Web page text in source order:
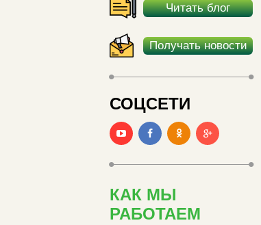
Читать блог
Получать новости
СОЦСЕТИ
КАК МЫ
РАБОТАЕМ